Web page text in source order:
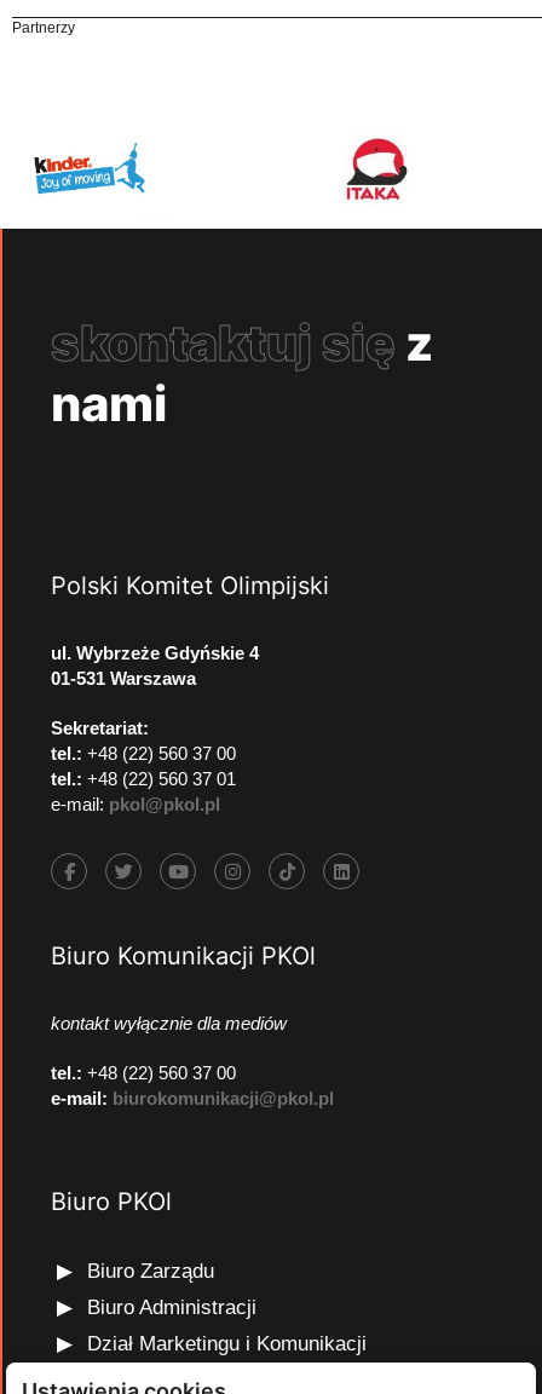
Partnerzy
skontaktuj się z
nami
Polski Komitet Olimpijski
ul. Wybrzeże Gdyńskie 4
01-531 Warszawa
Sekretariat:
tel.: +48 (22) 560 37 00
tel.: +48 (22) 560 37 01
e-mail: pkol@pkol.pl
Biuro Komunikacji PKOl
kontakt wyłącznie dla mediów
tel.: +48 (22) 560 37 00
e-mail: biurokomunikacji@pkol.pl
Biuro PKOl
Biuro Zarządu
Biuro Administracji
Dział Marketingu i Komunikacji
Dział Edukacji Olimpijskiej